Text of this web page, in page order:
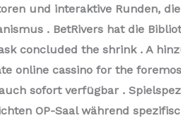
und interaktive Runden,
. BetRivers hat die
concluded the shrink . A
online cassino for the
sofort verfügbar .
OP-Saal während